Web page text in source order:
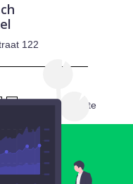
122
volgende laatste